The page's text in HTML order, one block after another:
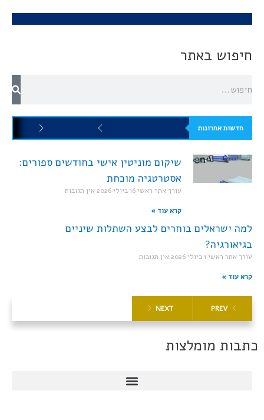
חיפוש באתר
חדשות אחרונות
שיקום מוניטין אישי בחודשים ספורים:
אסטרטגיה מוכחת
עורך אתר ראשי16 ביולי 2026 אין תגובות
קרא עוד »
למה ישראלים בוחרים לבצע השתלות שיניים
בגיאורגיה?
עורך אתר ראשי 1 ביולי 2026 אין תגובות
קרא עוד »
PREV
NEXT
כתבות מומלצות